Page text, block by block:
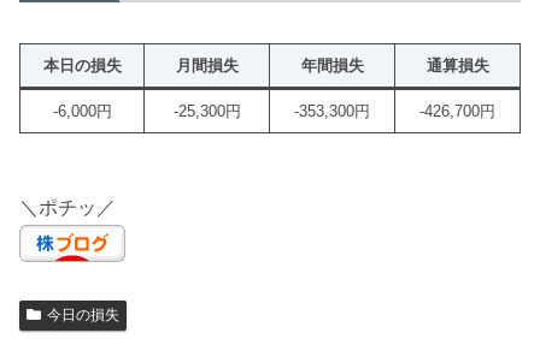
本日の損失 月間損失 年間損失 通算損失
-6,000円 -25,300円 -353,300円 -426,700円
＼ポチッ／
今日の損失